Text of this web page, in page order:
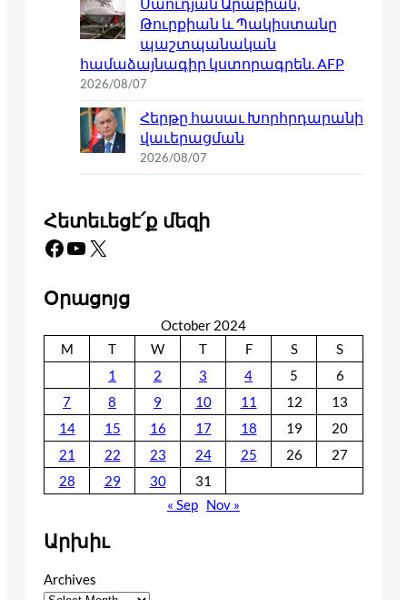
Թուրքիան և Պակիստանը
պաշտպանական
համաձայնագիր կստորագրեն. AFP
2026/08/07
Հերթը հասաւ Խորհրդարանի
վաւերացման
2026/08/07
Հետեւեցէ՛ք մեզի
Facebook YouTube X
Օրացոյց
October 2024
M
T W T F S
S
1
2 3 4 5
6
7
8 9 10 11 12
13
14
15 16 17 18 19
20
21
22 23 24 25 26
27
28
29 30
31
« Sep Nov »
Արխիւ
Archives